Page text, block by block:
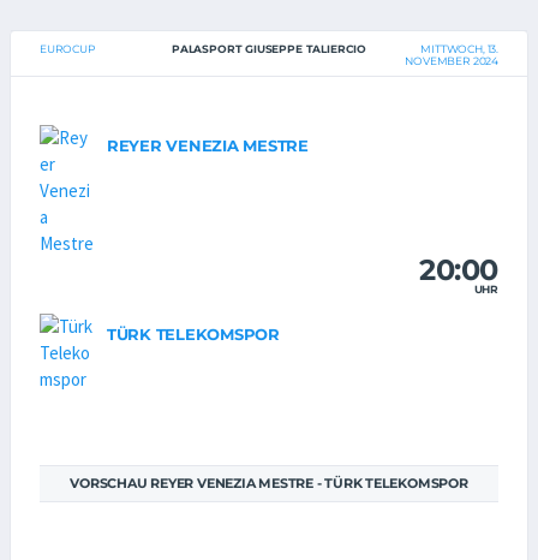
EUROCUP PALASPORT GIUSEPPE TALIERCIO
MITTWOCH, 13.
NOVEMBER 2024
REYER VENEZIA MESTRE
20:00
UHR
TÜRK TELEKOMSPOR
VORSCHAU REYER VENEZIA MESTRE - TÜRK TELEKOMSPOR